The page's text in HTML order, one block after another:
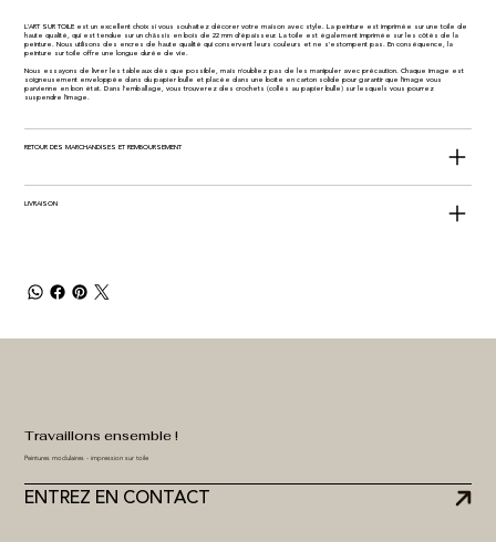
L'ART SUR TOILE est un excellent choix si vous souhaitez décorer votre maison avec style. La peinture est imprimée sur une toile de
haute qualité, qui est tendue sur un châssis en bois de 22 mm d'épaisseur. La toile est également imprimée sur les côtés de la
peinture. Nous utilisons des encres de haute qualité qui conservent leurs couleurs et ne s'estompent pas. En conséquence, la
peinture sur toile offre une longue durée de vie.
Nous essayons de livrer les tableaux dès que possible, mais n'oubliez pas de les manipuler avec précaution. Chaque image est
soigneusement enveloppée dans du papier bulle et placée dans une boîte en carton solide pour garantir que l'image vous
parvienne en bon état. Dans l'emballage, vous trouverez des crochets (collés au papier bulle) sur lesquels vous pourrez
suspendre l'image.
RETOUR DES MARCHANDISES ET REMBOURSEMENT
LIVRAISON
ENTREZ EN CONTACT
Peintures modulaires - impression sur toile
Travaillons ensemble !